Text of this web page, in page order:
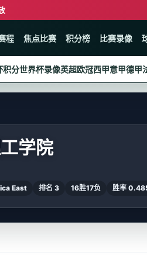
程 焦点比赛 积分榜 比赛录像
积分世界杯录像英超欧冠西甲意甲德甲
学院
East 排名 3 16胜17负 胜率